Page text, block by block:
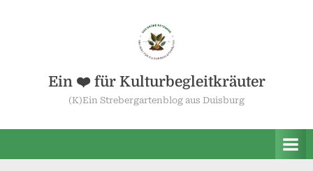
Ein ❤️ für Kulturbegleitkräuter
(K)Ein Strebergartenblog aus Duisburg